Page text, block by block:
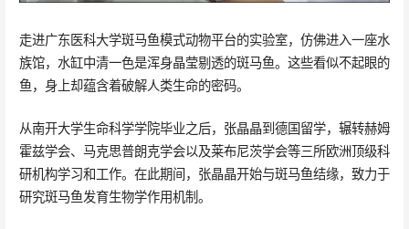
走进广东医科大学斑马鱼模式动物平台的实验室，仿佛进入一座水
族馆，水缸中清一色是浑身晶莹剔透的斑马鱼。这些看似不起眼的
鱼，身上却蕴含着破解人类生命的密码。
从南开大学生命科学学院毕业之后，张晶晶到德国留学，辗转赫姆
霍兹学会、马克思普朗克学会以及莱布尼茨学会等三所欧洲顶级科
研机构学习和工作。在此期间，张晶晶开始与斑马鱼结缘，致力于
研究斑马鱼发育生物学作用机制。